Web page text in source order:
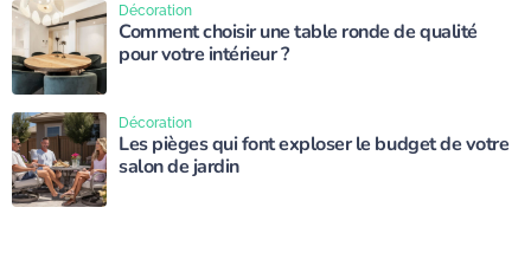
Comment choisir une table ronde de qualité
pour votre intérieur ?
Décoration
Les pièges qui font exploser le budget de votre
salon de jardin
Décoration